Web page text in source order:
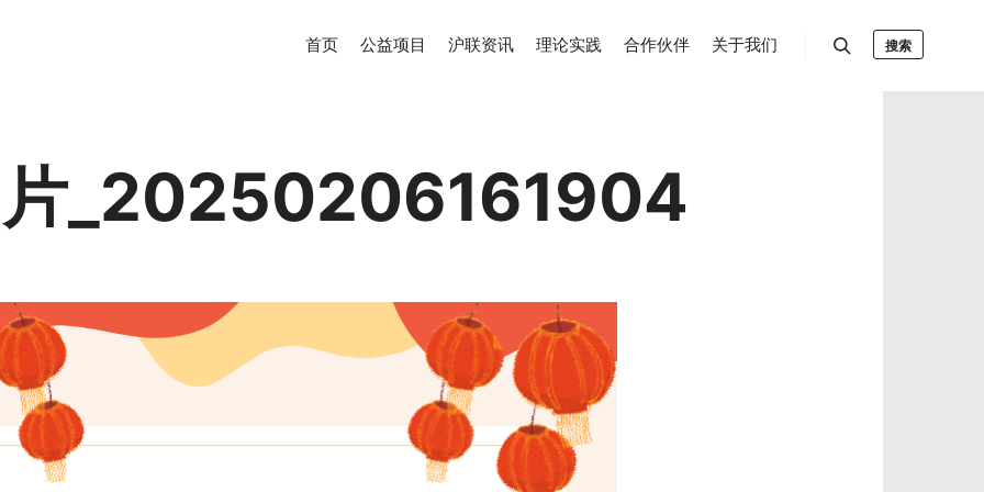
首页 公益项目 沪联资讯 理论实践 合作伙伴 关于我们 搜索
_20250206161904